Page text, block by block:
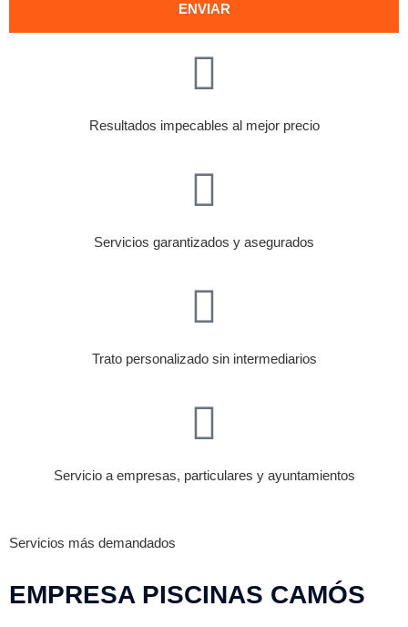
ENVIAR
Resultados impecables al mejor precio
Servicios garantizados y asegurados
Trato personalizado sin intermediarios
Servicio a empresas, particulares y ayuntamientos
Servicios más demandados
EMPRESA PISCINAS CAMÓS